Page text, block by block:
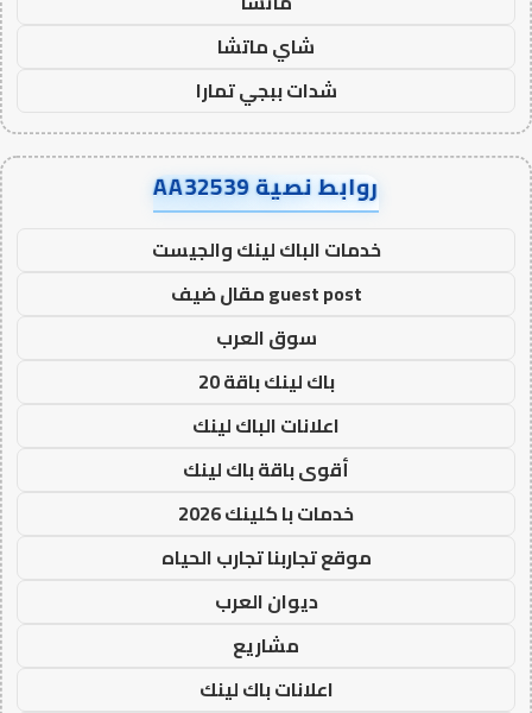
شاي ماتشا
شدات ببجي تمارا
روابط نصية AA32539
خدمات الباك لينك والجيست
guest post مقال ضيف
سوق العرب
باك لينك باقة 20
اعلانات الباك لينك
أقوى باقة باك لينك
خدمات با كلينك 2026
موقع تجاربنا تجارب الحياه
ديوان العرب
مشاريع
اعلانات باك لينك